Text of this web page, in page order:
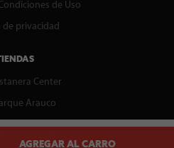
AGREGAR AL CARRO
de Uso
de privacidad
Center
Arauco